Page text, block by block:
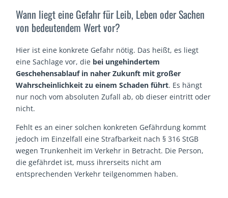
Wann liegt eine Gefahr für Leib, Leben oder Sachen
von bedeutendem Wert vor?
Hier ist eine konkrete Gefahr nötig. Das heißt, es liegt
eine Sachlage vor, die bei ungehindertem
Geschehensablauf in naher Zukunft mit großer
Wahrscheinlichkeit zu einem Schaden führt. Es hängt
nur noch vom absoluten Zufall ab, ob dieser eintritt oder
nicht.
Fehlt es an einer solchen konkreten Gefährdung kommt
jedoch im Einzelfall eine Strafbarkeit nach § 316 StGB
wegen Trunkenheit im Verkehr in Betracht. Die Person,
die gefährdet ist, muss ihrerseits nicht am
entsprechenden Verkehr teilgenommen haben.